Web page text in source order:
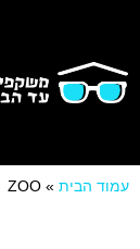
עמוד הבית »
ZOO